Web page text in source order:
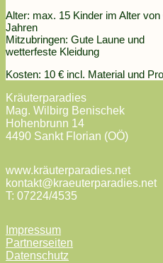
Alter: max. 15 Kinder im Alter von
Jahren
Mitzubringen: Gute Laune und
wetterfeste Kleidung
Kosten: 10 € incl. Material und
Kräuterparadies
Mag. Wilbirg Benischek
Hohenbrunn 14
4490 Sankt Florian (OÖ)
www.kräuterparadies.net
kontakt@kraeuterparadies.net
T: 07224/4535
Impressum
Partnerseiten
Datenschutz